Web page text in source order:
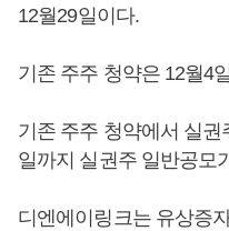
12월29일이다.
기존 주주 청약은 12월4
기존 주주 청약에서 실
일까지 실권주 일반공모
디엔에이링크는 유상증